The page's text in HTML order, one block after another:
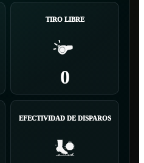
TIRO LIBRE
0
EFECTIVIDAD DE DISPAROS